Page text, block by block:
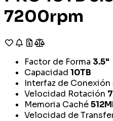
7200rpm
Factor de Forma 3.5"
Capacidad 10TB
Interfaz de Conexión
Velocidad Rotación
Memoria Caché
Velocidad de